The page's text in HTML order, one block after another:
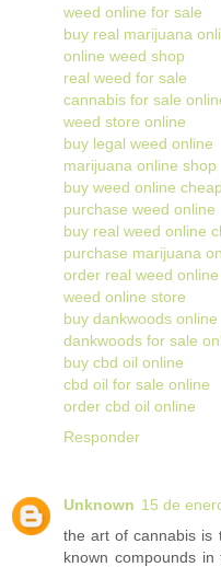
weed online for sale
buy real marijuana
online weed shop
real weed for sale
cannabis for sale
weed store online
buy legal weed online
marijuana online shop
buy weed online cheap
purchase weed online
buy real weed online
purchase marijuana
order real weed online
weed online store
buy dankwoods online
dankwoods for sale
buy cbd oil online
cbd oil for sale online
order cbd oil online
Responder
Unknown 15 de
the art of cannabis is
known compounds